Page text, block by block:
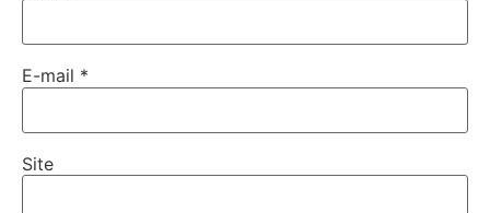
E-mail *
Site